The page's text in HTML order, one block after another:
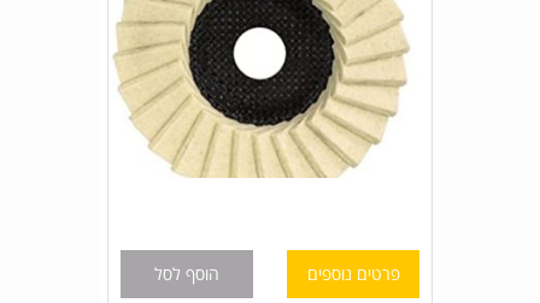
פרטים נוספים הוסף לסל